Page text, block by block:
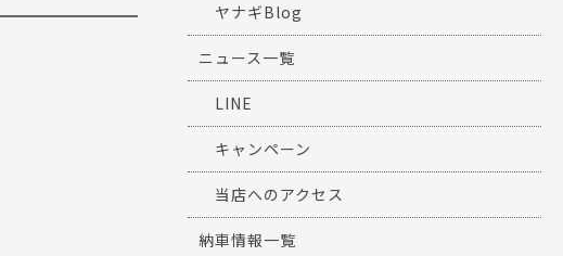
ヤナギBlog
ニュース一覧
LINE
キャンペーン
当店へのアクセス
納車情報一覧